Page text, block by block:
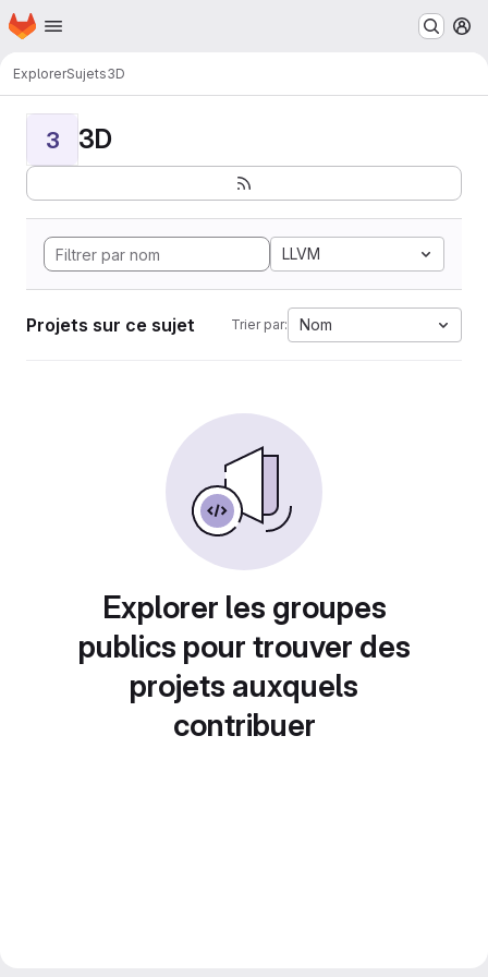
Passer au contenu principal
Page d'accueil
ExplorerSujets3D
3 3D
LLVM
Projets sur ce sujet Trier par: Nom
Explorer les groupes
publics pour trouver des
projets auxquels
contribuer